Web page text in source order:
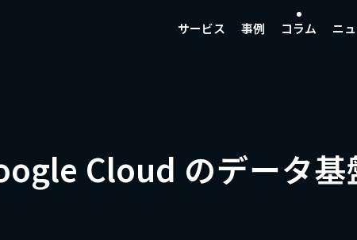
サービス 事例 コラム ニ
Cloud のデータ